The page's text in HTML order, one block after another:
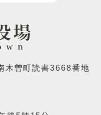
曽町読書3668番地